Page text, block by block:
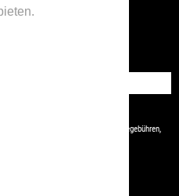
und ggf. Nachnahmegebühren,